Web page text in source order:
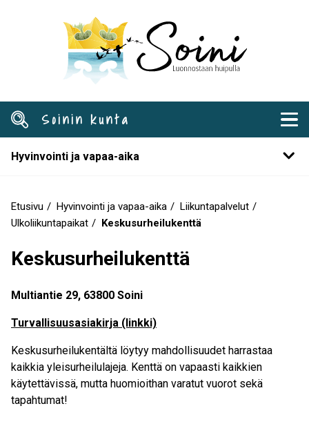
Soinin kunta
Hyvinvointi ja vapaa-aika
Murupolku
Etusivu Hyvinvointi ja vapaa-aika
Liikuntapalvelut
Ulkoliikuntapaikat
Keskusurheilukenttä
Keskusurheilukenttä
Multiantie 29, 63800 Soini
Turvallisuusasiakirja (linkki)
Keskusurheilukentältä löytyy mahdollisuudet harrastaa
kaikkia yleisurheilulajeja. Kenttä on vapaasti kaikkien
käytettävissä, mutta huomioithan varatut vuorot sekä
tapahtumat!